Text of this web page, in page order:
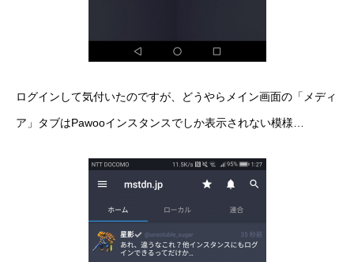
ログインして気付いたのですが、どうやらメイン画面の「メディ
ア」タブはPawooインスタンスでしか表示されない模様…